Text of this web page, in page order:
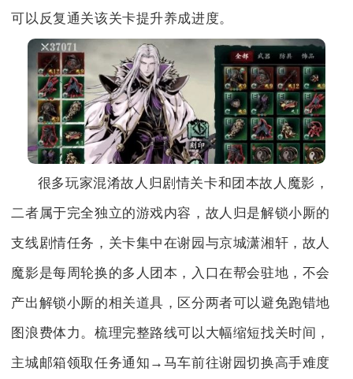
可以反复通关该关卡提升养成进度。
很多玩家混淆故人归剧情关卡和团本故人魔影，
二者属于完全独立的游戏内容，故人归是解锁小厮的
支线剧情任务，关卡集中在谢园与京城潇湘轩，故人
魔影是每周轮换的多人团本，入口在帮会驻地，不会
产出解锁小厮的相关道具，区分两者可以避免跑错地
图浪费体力。梳理完整路线可以大幅缩短找关时间，
主城邮箱领取任务通知→马车前往谢园切换高手难度